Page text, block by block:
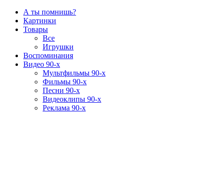
А ты помнишь?
Картинки
Товары
Все
Игрушки
Воспоминания
Видео 90-х
Мультфильмы 90-х
Фильмы 90-х
Песни 90-х
Видеоклипы 90-х
Реклама 90-х